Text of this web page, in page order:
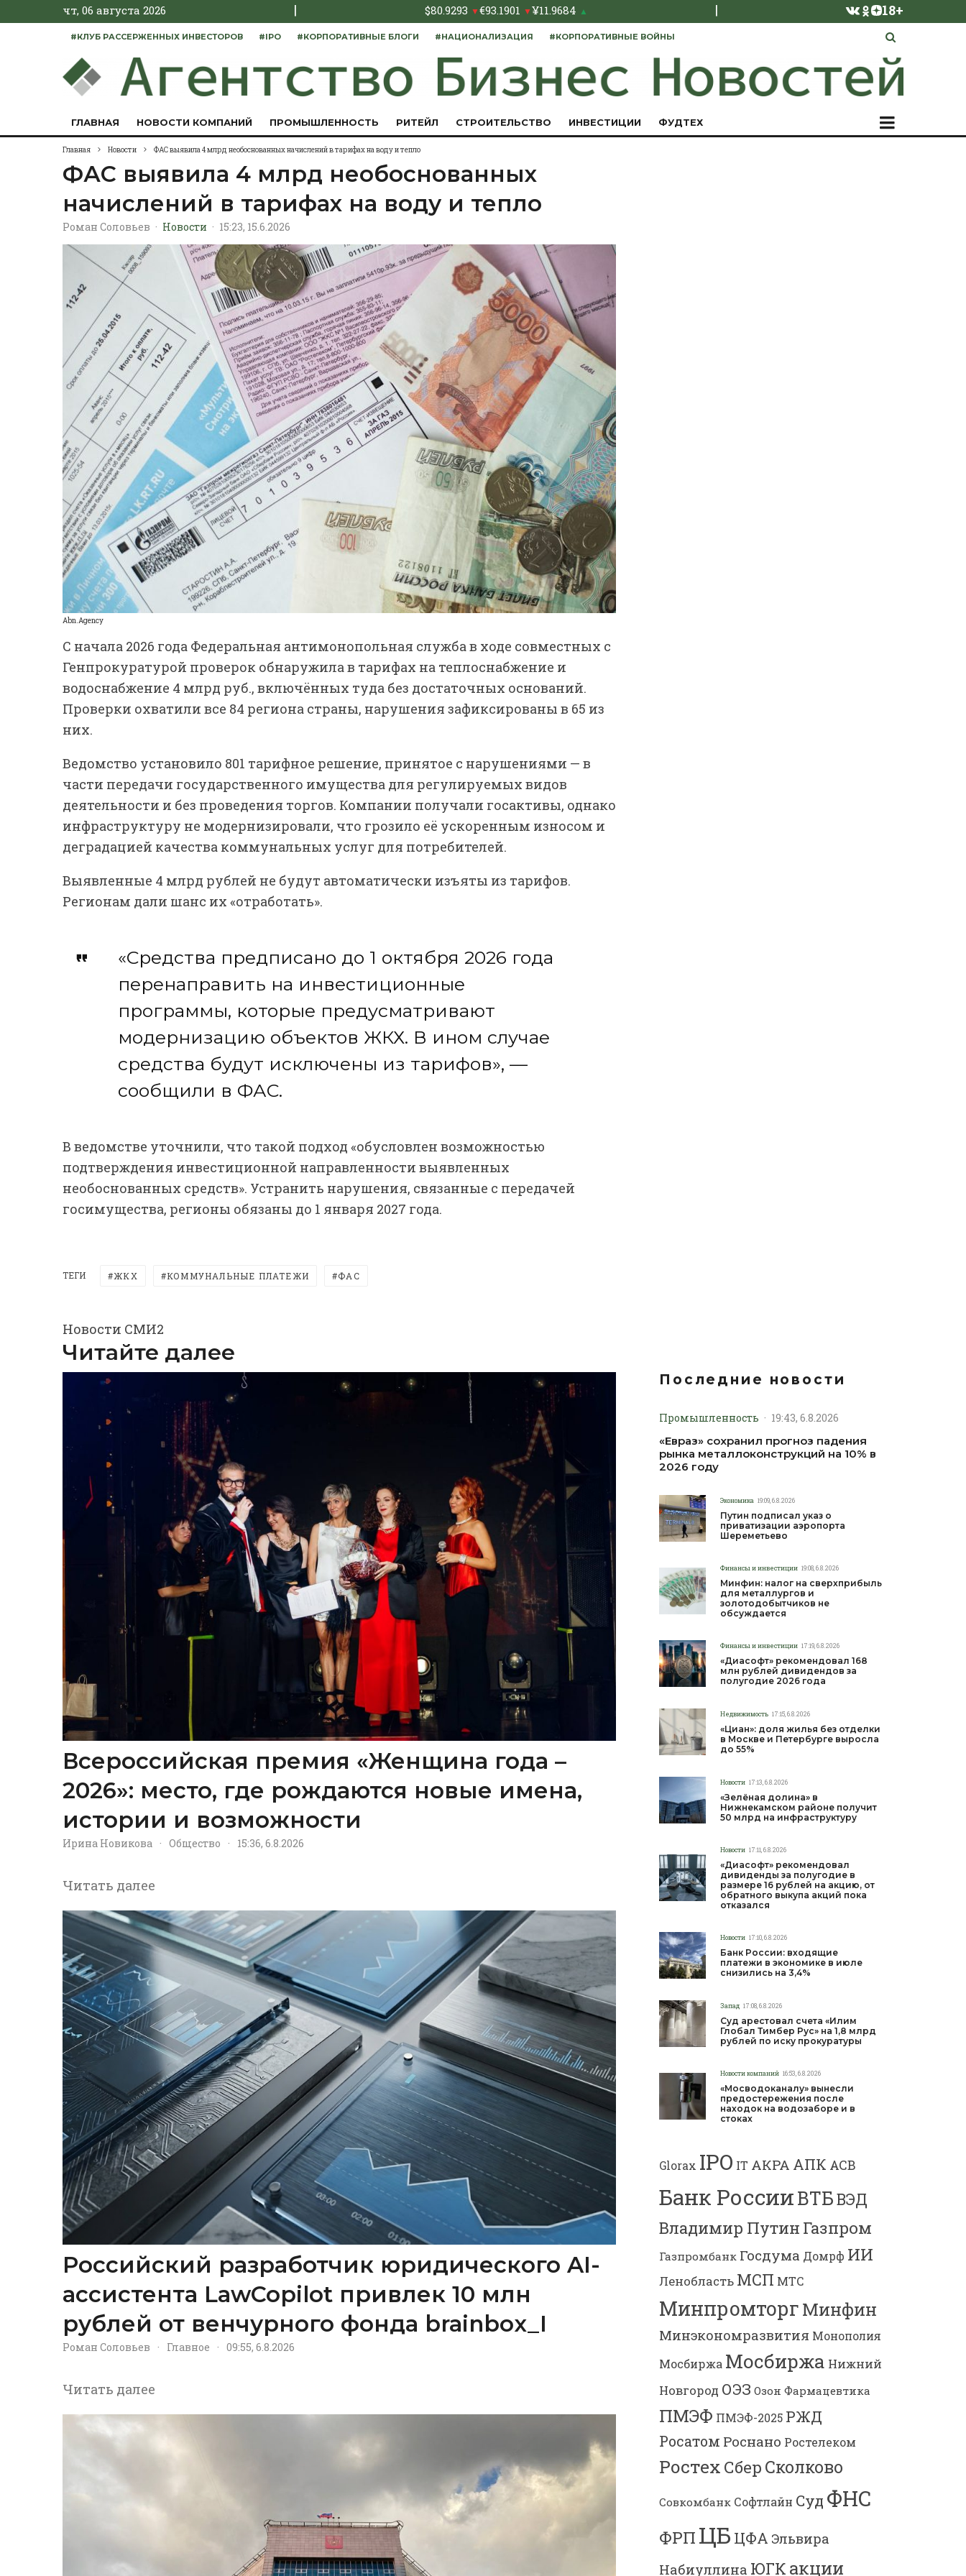
чт, 06 августа 2026 | $80.9293 ▼€93.1901 ▼¥11.9684 ▲ | 18+
#КЛУБ РАССЕРЖЕННЫХ ИНВЕСТОРОВ #IPO #КОРПОРАТИВНЫЕ БЛОГИ #НАЦИОНАЛИЗАЦИЯ #КОРПОРАТИВНЫЕ ВОЙНЫ
ГЛАВНАЯ НОВОСТИ КОМПАНИЙ ПРОМЫШЛЕННОСТЬ РИТЕЙЛ СТРОИТЕЛЬСТВО ИНВЕСТИЦИИ ФУДТЕХ
Главная Новости ФАС выявила 4 млрд необоснованных начислений в тарифах на воду и тепло
ФАС выявила 4 млрд необоснованных
начислений в тарифах на воду и тепло
Роман Соловьев · Новости · 15:23, 15.6.2026
Abn.Agency
С начала 2026 года Федеральная антимонопольная служба в ходе совместных с
Генпрокуратурой проверок обнаружила в тарифах на теплоснабжение и
водоснабжение 4 млрд руб., включённых туда без достаточных оснований.
Проверки охватили все 84 региона страны, нарушения зафиксированы в 65 из
них.
Ведомство установило 801 тарифное решение, принятое с нарушениями — в
части передачи государственного имущества для регулируемых видов
деятельности и без проведения торгов. Компании получали госактивы, однако
инфраструктуру не модернизировали, что грозило её ускоренным износом и
деградацией качества коммунальных услуг для потребителей.
Выявленные 4 млрд рублей не будут автоматически изъяты из тарифов.
Регионам дали шанс их «отработать».
«Средства предписано до 1 октября 2026 года
перенаправить на инвестиционные
программы, которые предусматривают
модернизацию объектов ЖКХ. В ином случае
средства будут исключены из тарифов», —
сообщили в ФАС.
В ведомстве уточнили, что такой подход «обусловлен возможностью
подтверждения инвестиционной направленности выявленных
необоснованных средств». Устранить нарушения, связанные с передачей
госимущества, регионы обязаны до 1 января 2027 года.
ТЕГИ ЖКХ КОММУНАЛЬНЫЕ ПЛАТЕЖИ ФАС
Новости СМИ2
Читайте далее
Всероссийская премия «Женщина года –
2026»: место, где рождаются новые имена,
истории и возможности
Ирина Новикова · Общество · 15:36, 6.8.2026
Читать далее
Российский разработчик юридического AI-
ассистента LawCopilot привлек 10 млн
рублей от венчурного фонда brainbox_I
Роман Соловьев · Главное · 09:55, 6.8.2026
Читать далее
Последние новости
Промышленность · 19:43, 6.8.2026
«Евраз» сохранил прогноз падения
рынка металлоконструкций на 10% в
2026 году
Экономика 19:09, 6.8.2026
Путин подписал указ о
приватизации аэропорта
Шереметьево
Финансы и инвестиции 19:08, 6.8.2026
Минфин: налог на сверхприбыль
для металлургов и
золотодобытчиков не
обсуждается
Финансы и инвестиции 17:19, 6.8.2026
«Диасофт» рекомендовал 168
млн рублей дивидендов за
полугодие 2026 года
Недвижимость 17:15, 6.8.2026
«Циан»: доля жилья без отделки
в Москве и Петербурге выросла
до 55%
Новости 17:13, 6.8.2026
«Зелёная долина» в
Нижнекамском районе получит
50 млрд на инфраструктуру
Новости 17:11, 6.8.2026
«Диасофт» рекомендовал
дивиденды за полугодие в
размере 16 рублей на акцию, от
обратного выкупа акций пока
отказался
Новости 17:10, 6.8.2026
Банк России: входящие
платежи в экономике в июле
снизились на 3,4%
Запад 17:08, 6.8.2026
Суд арестовал счета «Илим
Глобал Тимбер Рус» на 1,8 млрд
рублей по иску прокуратуры
Новости компаний 16:53, 6.8.2026
«Мосводоканалу» вынесли
предостережения после
находок на водозаборе и в
стоках
Glorax IPO IT АКРА АПК АСВ
Банк РоссииВТБВЭД
Владимир Путин Газпром
Газпромбанк Госдума Домрф ИИ
Ленобласть МСП МТС
МинпромторгМинфин
Минэкономразвития Монополия
Мосбиржа Мосбиржа Нижний
Новгород ОЭЗ Озон Фармацевтика
ПМЭФ ПМЭФ-2025 РЖД
Росатом Роснано Ростелеком
Ростех Сбер Сколково
Совкомбанк Софтлайн Суд ФНС
ФРП ЦБ ЦФА Эльвира
Набиуллина ЮГК акции